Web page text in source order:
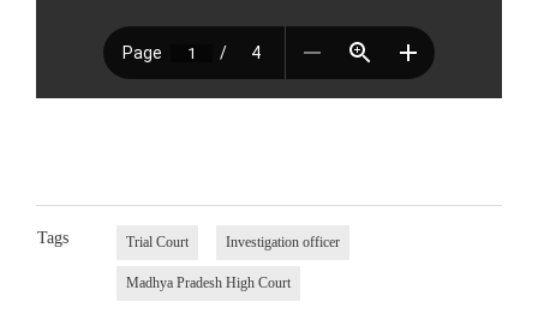
Tags Trial Court Investigation officer
Madhya Pradesh High Court